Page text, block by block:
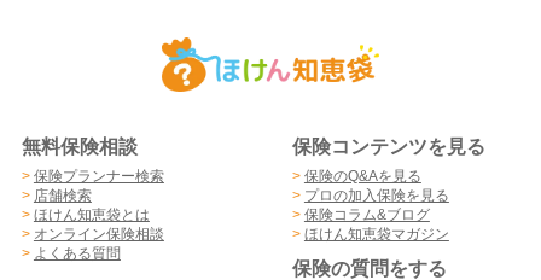
無料保険相談
> 保険プランナー検索
> 店舗検索
> ほけん知恵袋とは
> オンライン保険相談
> よくある質問
保険コンテンツを見る
> 保険のQ&Aを見る
> プロの加入保険を見る
> 保険コラム&ブログ
> ほけん知恵袋マガジン
保険の質問をする